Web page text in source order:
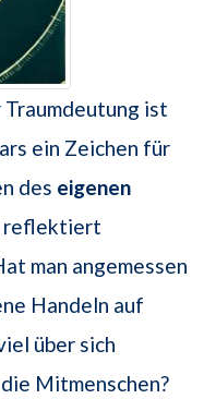
ist
ein Zeichen für
des eigenen
reflektiert
man angemessen
Handeln auf
über sich
Mitmenschen?